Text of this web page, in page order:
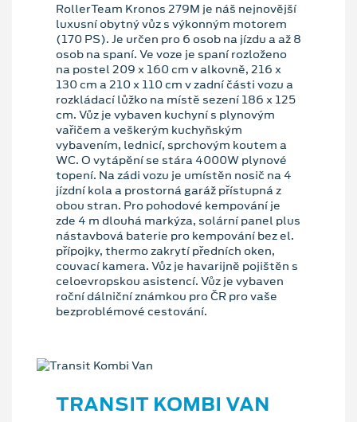
RollerTeam Kronos 279M je náš nejnovější
luxusní obytný vůz s výkonným motorem
(170 PS). Je určen pro 6 osob na jízdu a až 8
osob na spaní. Ve voze je spaní rozloženo
na postel 209 x 160 cm v alkovně, 216 x
130 cm a 210 x 110 cm v zadní části vozu a
rozkládací lůžko na místě sezení 186 x 125
cm. Vůz je vybaven kuchyní s plynovým
vařičem a veškerým kuchyňským
vybavením, lednicí, sprchovým koutem a
WC. O vytápění se stára 4000W plynové
topení. Na zádi vozu je umístěn nosič na 4
jízdní kola a prostorná garáž přístupná z
obou stran. Pro pohodové kempování je
zde 4 m dlouhá markýza, solární panel plus
nástavbová baterie pro kempování bez el.
přípojky, thermo zakrytí předních oken,
couvací kamera. Vůz je havarijně pojištěn s
celoevropskou asistencí. Vůz je vybaven
roční dálniční známkou pro ČR pro vaše
bezproblémové cestování.
TRANSIT KOMBI VAN